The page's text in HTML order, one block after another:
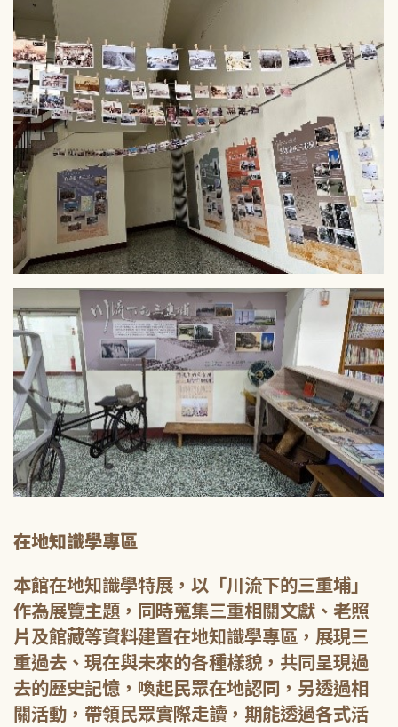
在地知識學專區
本館在地知識學特展，以「川流下的三重埔」
作為展覽主題，同時蒐集三重相關文獻、老照
片及館藏等資料建置在地知識學專區，展現三
重過去、現在與未來的各種樣貌，共同呈現過
去的歷史記憶，喚起民眾在地認同，另透過相
關活動，帶領民眾實際走讀，期能透過各式活